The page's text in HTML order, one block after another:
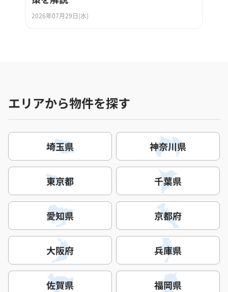
2026年07月29日(水)
エリアから物件を探す
埼玉県 神奈川県
東京都 千葉県
愛知県 京都府
大阪府 兵庫県
佐賀県 福岡県